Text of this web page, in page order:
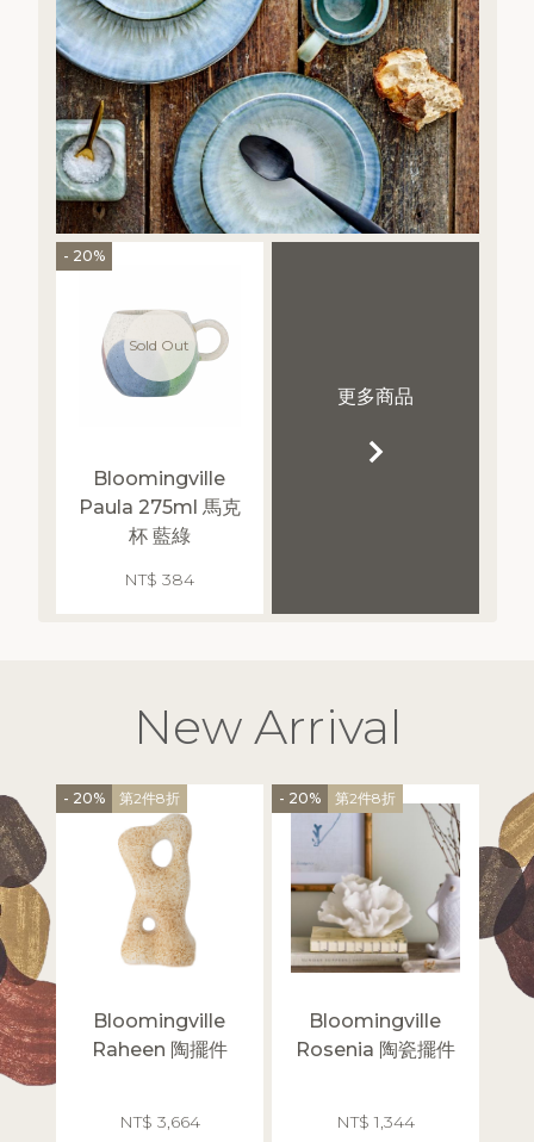
- 20%
Sold Out
Bloomingville
Paula 275ml 馬克
杯 藍綠
NT$ 384
更多商品
New Arrival
- 20% 第2件8折
Bloomingville
Raheen 陶擺件
NT$ 3,664
- 20% 第2件8折
Bloomingville
Rosenia 陶瓷擺件
NT$ 1,344
- 20%